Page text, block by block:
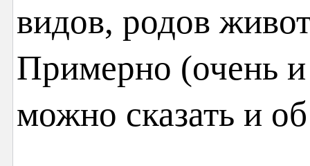
видов, родов
Примерно (очень
можно сказать и